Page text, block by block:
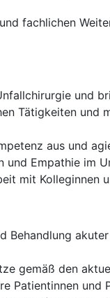
fachlichen
und
Tätigkeiten
aus und
Empathie im
mit Kolleginnen
gemäß den
Patientinnen